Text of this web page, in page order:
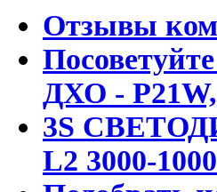
Отзывы
ДХО - P21W,
3S
L2 3000-